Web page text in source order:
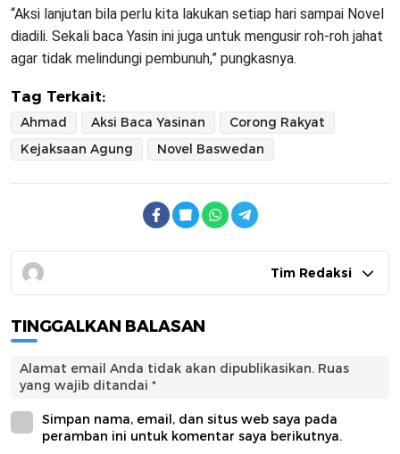
“Aksi lanjutan bila perlu kita lakukan setiap hari sampai Novel
diadili. Sekali baca Yasin ini juga untuk mengusir roh-roh jahat
agar tidak melindungi pembunuh,” pungkasnya.
Tag Terkait:
Ahmad Aksi Baca Yasinan
Corong Rakyat
Kejaksaan Agung
Novel Baswedan
Tim Redaksi
TINGGALKAN BALASAN
Alamat email Anda tidak akan dipublikasikan. Ruas
yang wajib ditandai *
Simpan nama, email, dan situs web saya pada
peramban ini untuk komentar saya berikutnya.